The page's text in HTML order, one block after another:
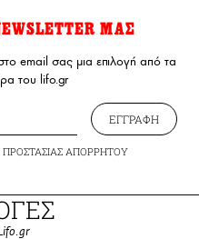
ΜΑΣ
email σας μια επιλογή από τα
του lifo.gr
ΕΓΓΡΑΦΗ
ΠΡΟΣΤΑΣΙΑΣ ΑΠΟΡΡΗΤΟΥ